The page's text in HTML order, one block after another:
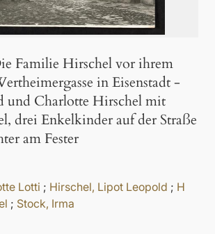
Familie Hirschel vor ihrem
in Eisenstadt -
und Charlotte Hirschel mit
drei Enkelkinder auf der Straße
am Fester
Lotti ; Hirschel, Lipot Leopold ; H
; Stock, Irma